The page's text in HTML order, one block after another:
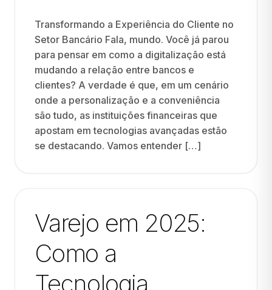
Transformando a Experiência do Cliente no
Setor Bancário Fala, mundo. Você já parou
para pensar em como a digitalização está
mudando a relação entre bancos e
clientes? A verdade é que, em um cenário
onde a personalização e a conveniência
são tudo, as instituições financeiras que
apostam em tecnologias avançadas estão
se destacando. Vamos entender […]
Varejo em 2025:
Como a
Tecnologia,